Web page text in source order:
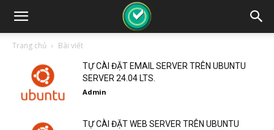
Trang chủ Bài viết
TỰ CÀI ĐẶT EMAIL SERVER TRÊN UBUNTU
SERVER 24.04 LTS.
Admin
TỰ CÀI ĐẶT WEB SERVER TRÊN UBUNTU